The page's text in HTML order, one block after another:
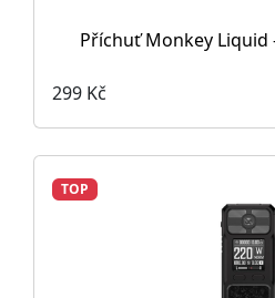
Příchuť Monkey Liquid
299 Kč
TOP